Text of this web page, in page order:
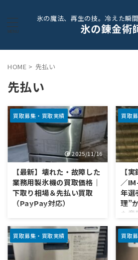
氷の魔法、再生の技。冷えた瞬
氷の錬金術
HOME > 先払い
先払い
買取募集・買取実績
2025/11/16
【最新】壊れた・故障した
業務用製氷機の買取価格｜
下取り相場＆先払い買取
（PayPay対応）
Panasonic／フクシマ｜壊れて
いてもOK・全国対応 最終更
新：2025/11/16（相場は概
算・状態/地域で上下） 1) 当社
買取
【
／
年選
理”
た
「エ
使っ
円。
買取募集・買取実績 買取